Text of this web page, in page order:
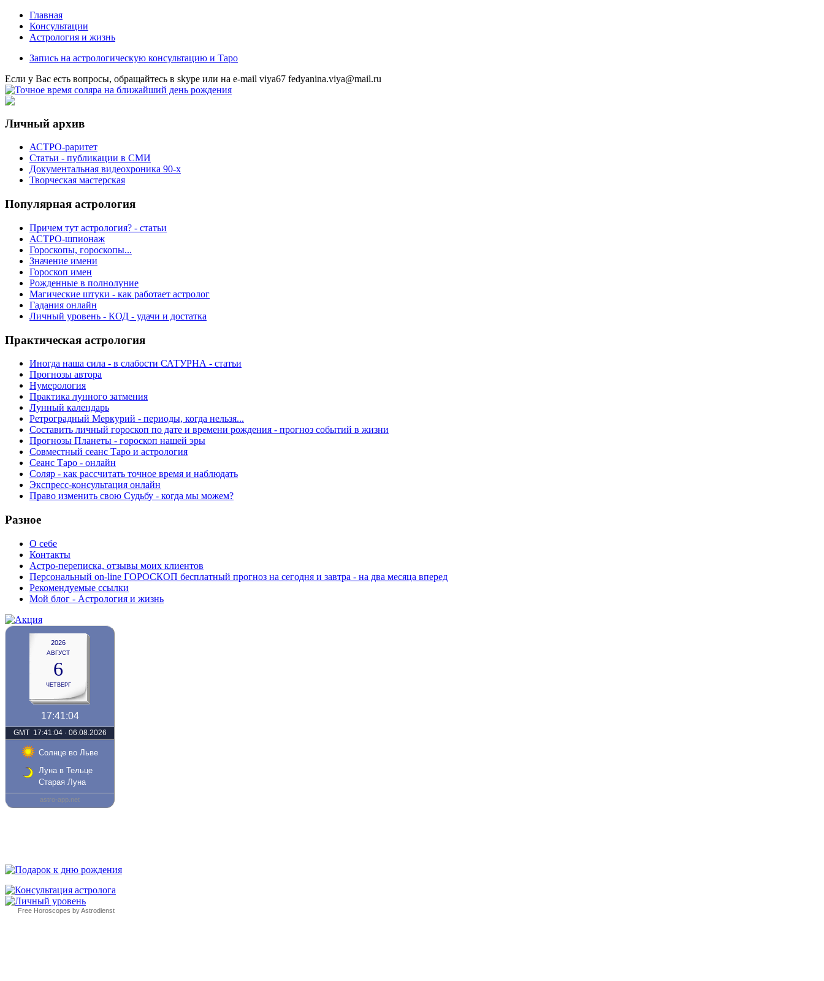
Главная
Консультации
Астрология и жизнь
Запись на астрологическую консультацию и Таро
Eсли у Вас есть вопросы, обращайтесь в skype или на e-mail viya67 fedyanina.viya@mail.ru
Личный архив
АСТРО-раритет
Cтатьи - публикации в СМИ
Документальная видеохроника 90-х
Творческая мастерская
Популярная астрология
Причем тут астрология? - статьи
АСТРО-шпионаж
Гороскопы, гороскопы...
Значение имени
Гороскоп имен
Рожденные в полнолуние
Магические штуки - как работает астролог
Гадания онлайн
Личный уровень - КОД - удачи и достатка
Практическая астрология
Иногда наша сила - в слабости САТУРНА - статьи
Прогнозы автора
Нумерология
Практика лунного затмения
Лунный календарь
Ретроградный Меркурий - периоды, когда нельзя...
Составить личный гороскоп по дате и времени рождения - прогноз событий в жизни
Прогнозы Планеты - гороскоп нашей эры
Совместный сеанс Таро и астрология
Сеанс Таро - онлайн
Соляр - как рассчитать точное время и наблюдать
Экспресс-консультация онлайн
Право изменить свою Судьбу - когда мы можем?
Разное
О себе
Контакты
Астро-переписка, отзывы моих клиентов
Персональный on-line ГОРОСКОП бесплатный прогноз на сегодня и завтра - на два месяца вперед
Рекомендуемые ссылки
Мой блог - Астрология и жизнь
Free Horoscopes by Astrodienst